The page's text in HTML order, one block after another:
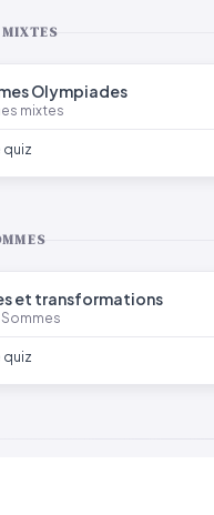
Olympiades
mixtes
quiz
et transformations
quiz